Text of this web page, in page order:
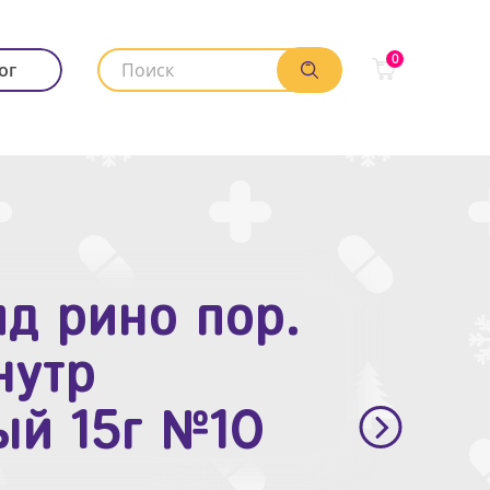
0
рино пор.
15г №10
п.п.о. 10мг